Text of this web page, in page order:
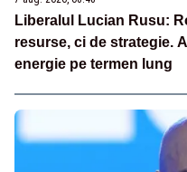
Liberalul Lucian Rusu:
resurse, ci de strategie.
energie pe termen lung